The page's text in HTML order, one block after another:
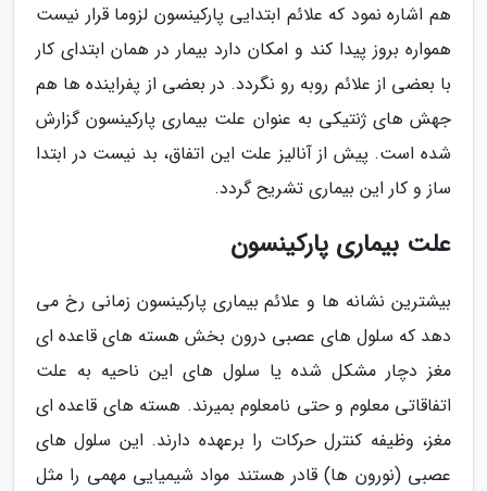
هم اشاره نمود که علائم ابتدایی پارکینسون لزوما قرار نیست
همواره بروز پیدا کند و امکان دارد بیمار در همان ابتدای کار
با بعضی از علائم روبه رو نگردد. در بعضی از پفراینده ها هم
جهش های ژنتیکی به عنوان علت بیماری پارکینسون گزارش
شده است. پیش از آنالیز علت این اتفاق، بد نیست در ابتدا
ساز و کار این بیماری تشریح گردد.
علت بیماری پارکینسون
بیشترین نشانه ها و علائم بیماری پارکینسون زمانی رخ می
دهد که سلول های عصبی درون بخش هسته های قاعده ای
مغز دچار مشکل شده یا سلول های این ناحیه به علت
اتفاقاتی معلوم و حتی نامعلوم بمیرند. هسته های قاعده ای
مغز، وظیفه کنترل حرکات را برعهده دارند. این سلول های
عصبی (نورون ها) قادر هستند مواد شیمیایی مهمی را مثل